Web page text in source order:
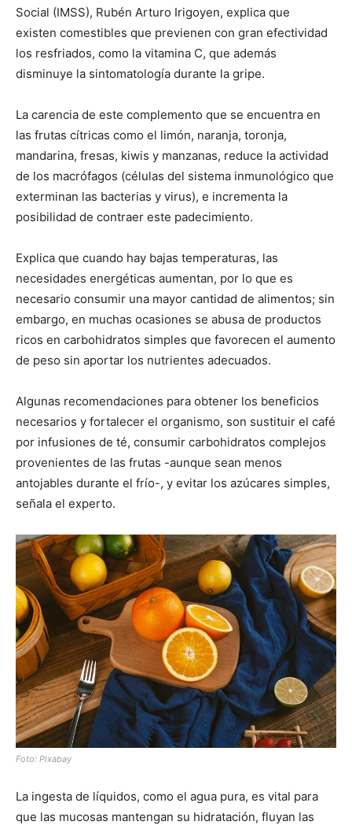
Social (IMSS), Rubén Arturo Irigoyen, explica que
existen comestibles que previenen con gran efectividad
los resfriados, como la vitamina C, que además
disminuye la sintomatología durante la gripe.
La carencia de este complemento que se encuentra en
las frutas cítricas como el limón, naranja, toronja,
mandarina, fresas, kiwis y manzanas, reduce la actividad
de los macrófagos (células del sistema inmunológico que
exterminan las bacterias y virus), e incrementa la
posibilidad de contraer este padecimiento.
Explica que cuando hay bajas temperaturas, las
necesidades energéticas aumentan, por lo que es
necesario consumir una mayor cantidad de alimentos; sin
embargo, en muchas ocasiones se abusa de productos
ricos en carbohidratos simples que favorecen el aumento
de peso sin aportar los nutrientes adecuados.
Algunas recomendaciones para obtener los beneficios
necesarios y fortalecer el organismo, son sustituir el café
por infusiones de té, consumir carbohidratos complejos
provenientes de las frutas -aunque sean menos
antojables durante el frío-, y evitar los azúcares simples,
señala el experto.
Foto: Pixabay
La ingesta de líquidos, como el agua pura, es vital para
que las mucosas mantengan su hidratación, fluyan las